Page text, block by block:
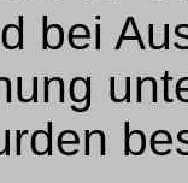
bei